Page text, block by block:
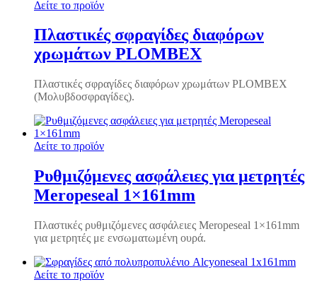
Δείτε το προϊόν
Πλαστικές σφραγίδες διαφόρων
χρωμάτων PLOMBEX
Πλαστικές σφραγίδες διαφόρων χρωμάτων PLOMBEX
(Μολυβδοσφραγίδες).
Δείτε το προϊόν
Ρυθμιζόμενες ασφάλειες για μετρητές
Meropeseal 1×161mm
Πλαστικές ρυθμιζόμενες ασφάλειες Meropeseal 1×161mm
για μετρητές με ενσωματωμένη ουρά.
Δείτε το προϊόν